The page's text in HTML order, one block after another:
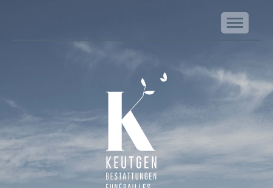
Keutgen | Bestattungen - Funérailles